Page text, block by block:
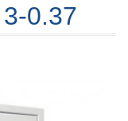
0.37